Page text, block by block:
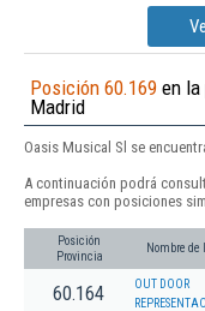
Posición 60.169 en la
Madrid
Oasis Musical Sl se
A continuación podrá
empresas con posiciones
Posición
Provincia
Nombre de
60.164
OUT DOOR